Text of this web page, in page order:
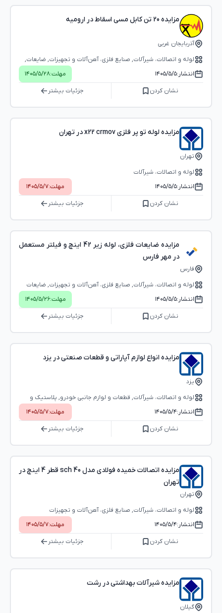
مزایده 20 تن کابل مسی اسقاط در ارومیه
آذربایجان غربی
لوله و اتصالات، شیرآلات, صنایع فلزی، آهن‌آلات و تجهیزات, ضایعات,
تجهیزات و لوازم الکترونیکی و الکتریکی
انتشار:۱۴۰۵/۵/۵ مهلت:۱۴۰۵/۵/۲۸
نشان کردن جزئیات بیشتر
مزایده لوله تو پر فلزی x22 crmov در تهران
تهران
لوله و اتصالات، شیرآلات
انتشار:۱۴۰۵/۵/۵ مهلت:۱۴۰۵/۵/۷
نشان کردن جزئیات بیشتر
مزایده ضایعات فلزی، لوله زیر 42 اینچ و فیلتر مستعمل
در مهر فارس
فارس
لوله و اتصالات، شیرآلات, صنایع فلزی، آهن‌آلات و تجهیزات, ضایعات
انتشار:۱۴۰۵/۵/۵ مهلت:۱۴۰۵/۵/۲۶
نشان کردن جزئیات بیشتر
مزایده انواع لوازم آپاراتی و قطعات صنعتی در یزد
یزد
لوله و اتصالات، شیرآلات, قطعات و لوازم جانبی خودرو, پلاستیک و
محصولات پلاستیکی, ماشین‌آلات و تجهیزات صنعتی, صنعت نساجی و
تجهیزات مرتبط
انتشار:۱۴۰۵/۵/۴ مهلت:۱۴۰۵/۵/۷
نشان کردن جزئیات بیشتر
مزایده اتصالات خمیده فولادی مدل sch 40 قطر 4 اینچ در
تهران
تهران
لوله و اتصالات، شیرآلات, صنایع فلزی، آهن‌آلات و تجهیزات
انتشار:۱۴۰۵/۵/۴ مهلت:۱۴۰۵/۵/۷
نشان کردن جزئیات بیشتر
مزایده شیرآلات بهداشتی در رشت
گیلان